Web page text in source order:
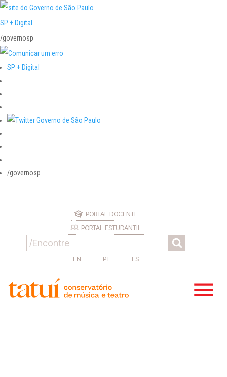
SP + Digital
/governosp
SP + Digital
/governosp
PORTAL DOCENTE
PORTAL ESTUDANTIL
EN PT ES